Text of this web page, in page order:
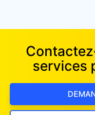
services